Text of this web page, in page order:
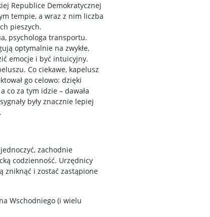
Republice Demokratycznej
tempie, a wraz z nim liczba
pieszych.
psychologa transportu.
optymalnie na zwykłe,
emocje i być intuicyjny.
Co ciekawe, kapelusz
go celowo: dzięki
co za tym idzie – dawała
były znacznie lepiej
zachodnie
codzienność. Urzędnicy
zniknąć i zostać zastąpione
Wschodniego (i wielu